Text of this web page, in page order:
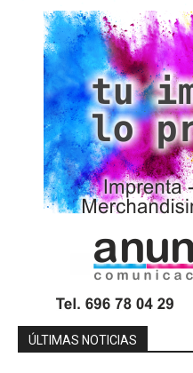
ÚLTIMAS NOTICIAS